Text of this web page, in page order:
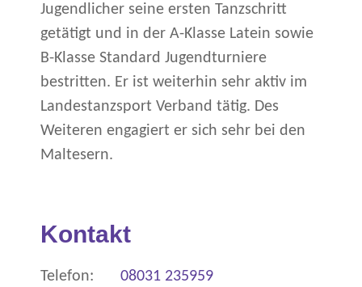
Jugendlicher seine ersten Tanzschritt
getätigt und in der A-Klasse Latein sowie
B-Klasse Standard Jugendturniere
bestritten. Er ist weiterhin sehr aktiv im
Landestanzsport Verband tätig. Des
Weiteren engagiert er sich sehr bei den
Maltesern.
Kontakt
Telefon:
08031 235959